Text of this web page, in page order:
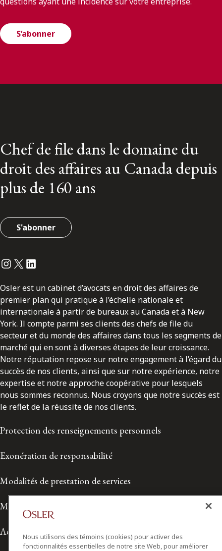
S’abonner
Chef de file dans le domaine du
droit des affaires au Canada depuis
plus de 160 ans
S'abonner
Instagram
Twitter
LinkedIn
Osler est un cabinet d’avocats en droit des affaires de
premier plan qui pratique à l’échelle nationale et
internationale à partir de bureaux au Canada et à New
York. Il compte parmi ses clients des chefs de file du
secteur et du monde des affaires dans tous les segments de
marché qui en sont à diverses étapes de leur croissance.
Notre réputation repose sur notre engagement à l’égard du
succès de nos clients, ainsi que sur notre expérience, notre
expertise et notre approche coopérative pour lesquels
nous sommes reconnus. Nous croyons que notre succès est
le reflet de la réussite de nos clients.
Protection des renseignements personnels
Exonération de responsabilité
Modalités de prestation de services
Modalités d'utilisation
AccessibilitéNous utilisons des témoins (cookies) pour activer des
fonctionnalités essentielles de notre site Web, pour améliorer